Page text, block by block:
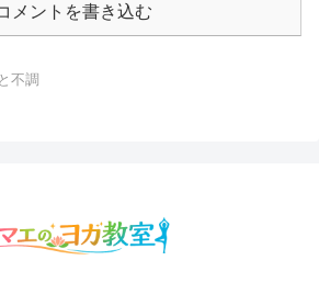
メントを書き込む
不調